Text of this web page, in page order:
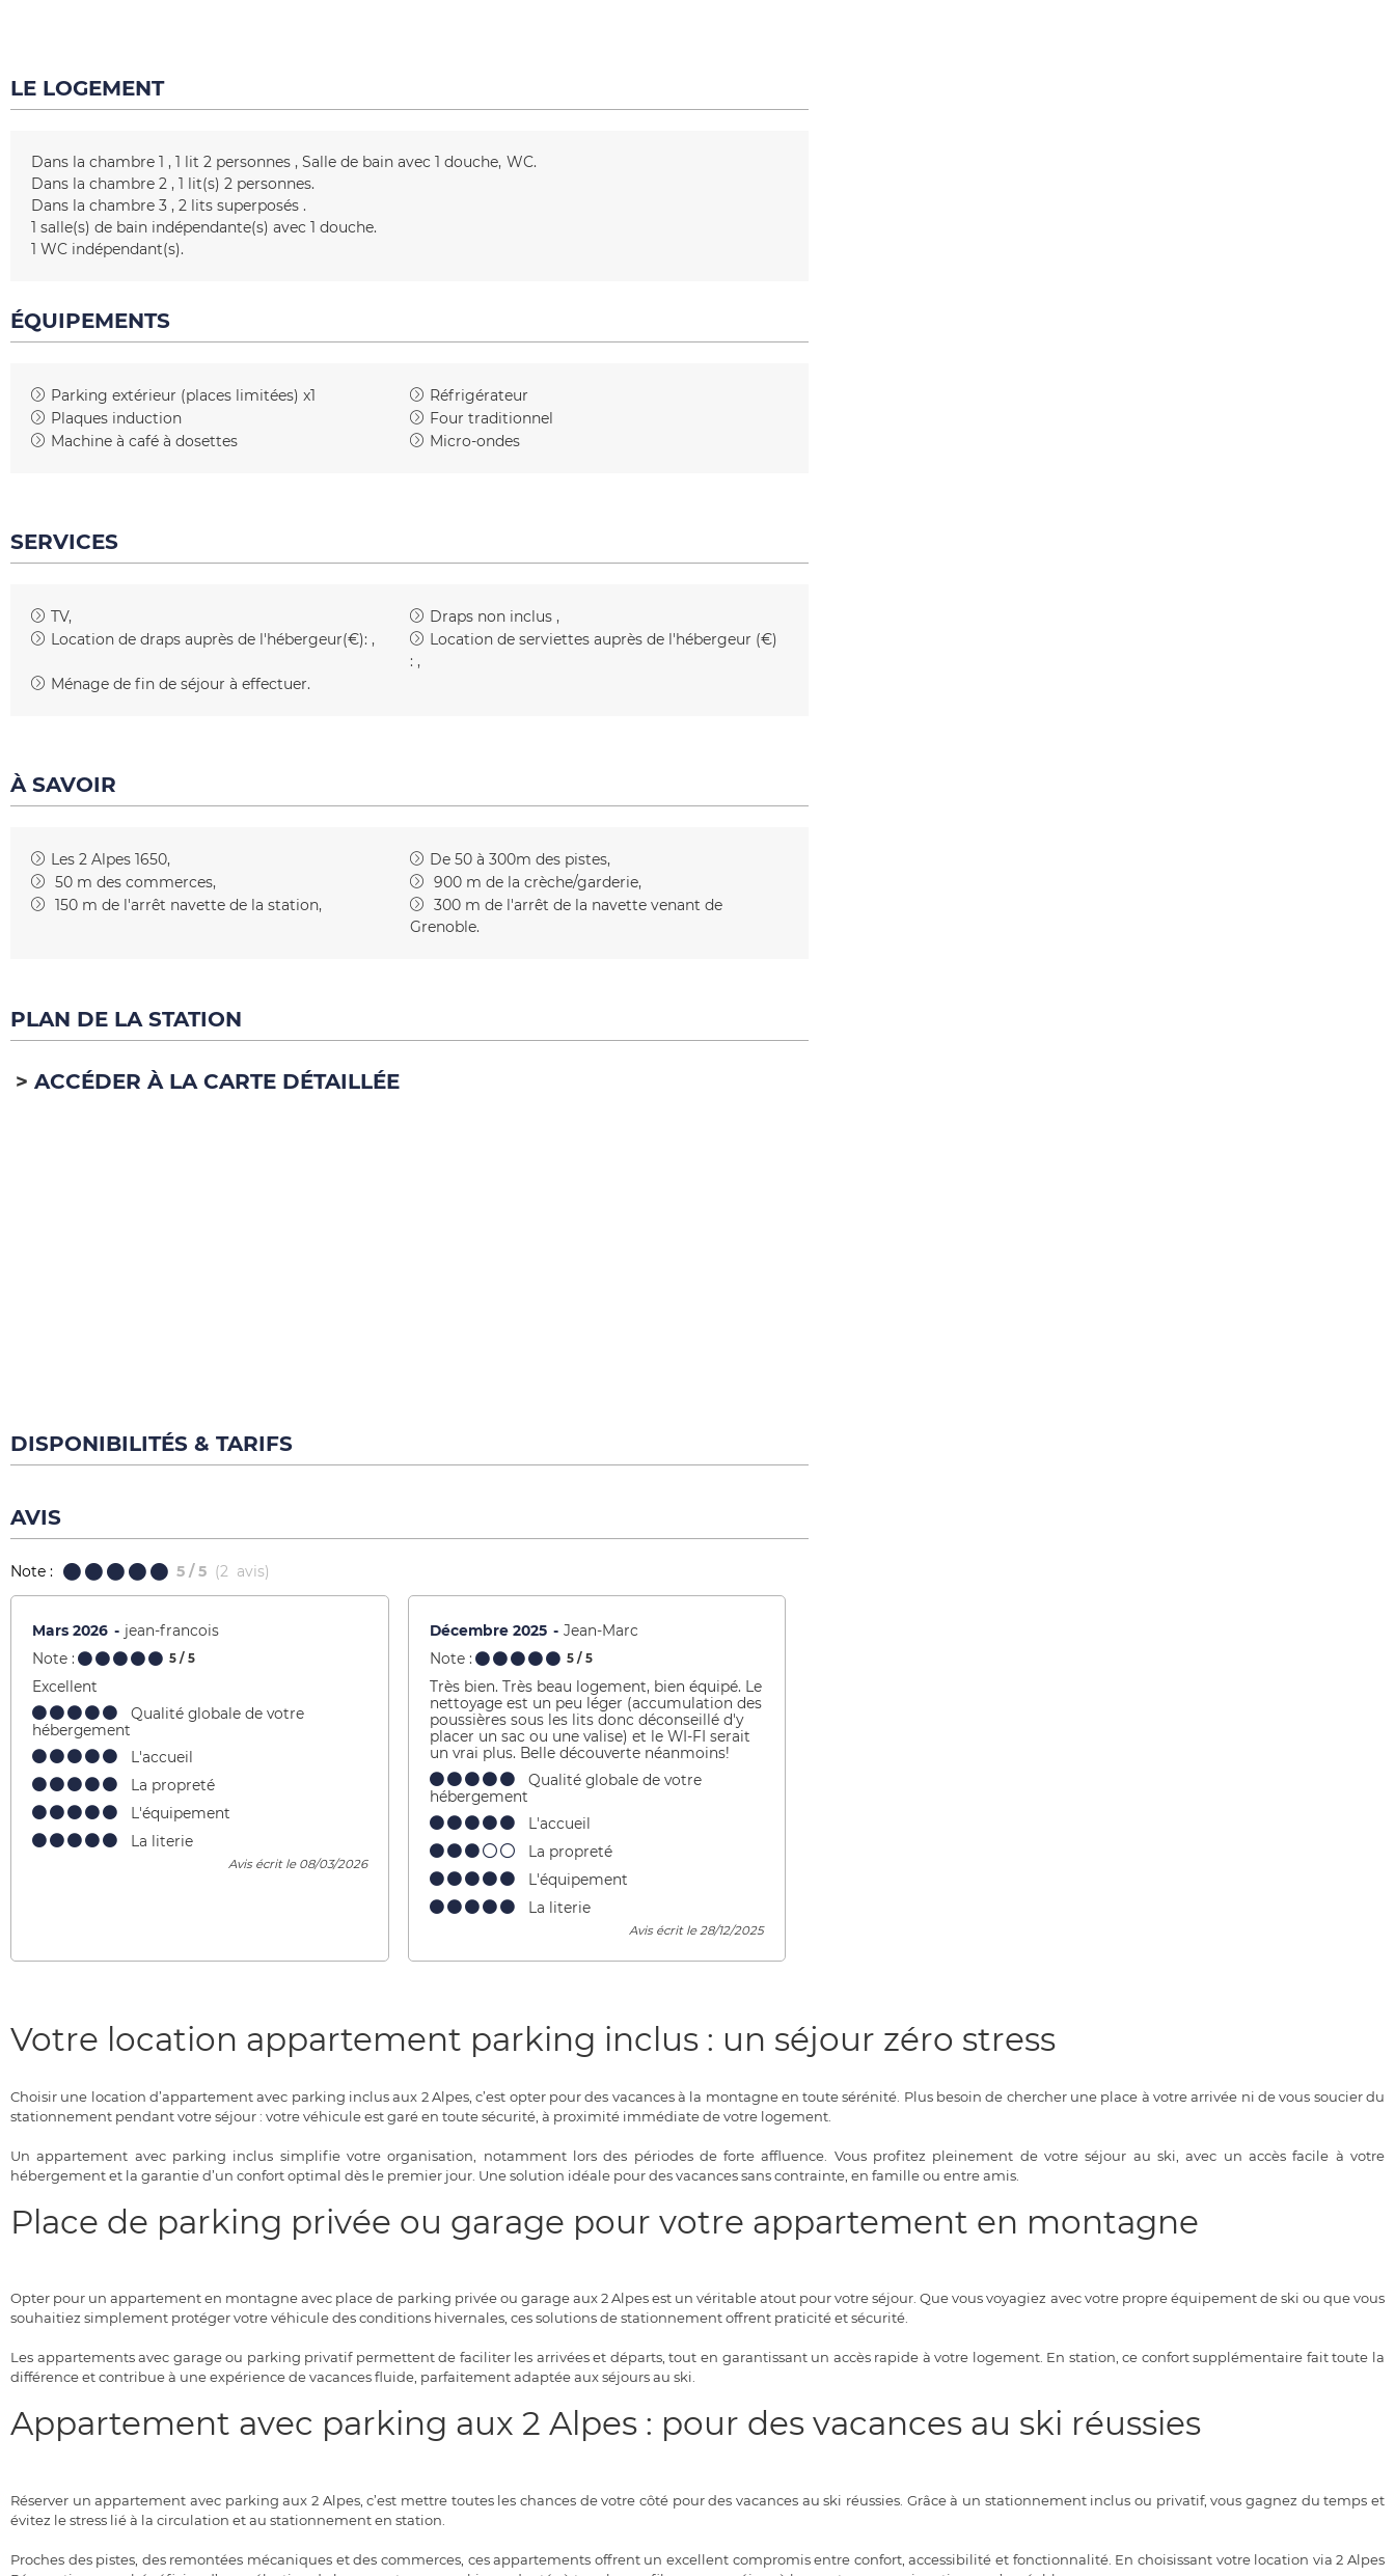
LE LOGEMENT
Dans la chambre 1 1 lit 2 personnes Salle de bain avec 1 douche WC
Dans la chambre 2
1 lit(s) 2 personnes
Dans la chambre 3
2 lits superposés
1 salle(s) de bain indépendante(s) avec 1 douche
1 WC indépendant(s)
ÉQUIPEMENTS
Parking extérieur (places limitées) x1
Réfrigérateur
Plaques induction
Four traditionnel
Machine à café à dosettes
Micro-ondes
SERVICES
TV
Draps non inclus
Location de draps auprès de l'hébergeur(€):
Location de serviettes auprès de l'hébergeur (€)
:
Ménage de fin de séjour à effectuer
À SAVOIR
Les 2 Alpes 1650
De 50 à 300m des pistes
50 m des commerces 900 m de la crèche/garderie
150 m de l'arrêt navette de la station 300 m de l'arrêt de la navette venant de
Grenoble
PLAN DE LA STATION
ACCÉDER À LA CARTE DÉTAILLÉE
DISPONIBILITÉS & TARIFS
AVIS
Note : 5 / 5 (2 avis)
Mars 2026
jean-francois
Note :
5 / 5
Excellent
Qualité globale de votre
hébergement
L'accueil
La propreté
L'équipement
La literie
Avis écrit le 08/03/2026
Décembre 2025
Jean-Marc
Note :
5 / 5
Très bien. Très beau logement, bien équipé. Le
nettoyage est un peu léger (accumulation des
poussières sous les lits donc déconseillé d'y
placer un sac ou une valise) et le WI-FI serait
un vrai plus. Belle découverte néanmoins!
Qualité globale de votre
hébergement
L'accueil
La propreté
L'équipement
La literie
Avis écrit le 28/12/2025
Votre location appartement parking inclus : un séjour zéro stress
Choisir une location d’appartement avec parking inclus aux 2 Alpes, c’est opter pour des vacances à la montagne en toute sérénité. Plus besoin de chercher une place à votre arrivée ni de vous soucier du
stationnement pendant votre séjour : votre véhicule est garé en toute sécurité, à proximité immédiate de votre logement.
Un appartement avec parking inclus simplifie votre organisation, notamment lors des périodes de forte affluence. Vous profitez pleinement de votre séjour au ski, avec un accès facile à votre
hébergement et la garantie d’un confort optimal dès le premier jour. Une solution idéale pour des vacances sans contrainte, en famille ou entre amis.
Place de parking privée ou garage pour votre appartement en montagne
Opter pour un appartement en montagne avec place de parking privée ou garage aux 2 Alpes est un véritable atout pour votre séjour. Que vous voyagiez avec votre propre équipement de ski ou que vous
souhaitiez simplement protéger votre véhicule des conditions hivernales, ces solutions de stationnement offrent praticité et sécurité.
Les appartements avec garage ou parking privatif permettent de faciliter les arrivées et départs, tout en garantissant un accès rapide à votre logement. En station, ce confort supplémentaire fait toute la
différence et contribue à une expérience de vacances fluide, parfaitement adaptée aux séjours au ski.
Appartement avec parking aux 2 Alpes : pour des vacances au ski réussies
Réserver un appartement avec parking aux 2 Alpes, c’est mettre toutes les chances de votre côté pour des vacances au ski réussies. Grâce à un stationnement inclus ou privatif, vous gagnez du temps et
évitez le stress lié à la circulation et au stationnement en station.
Proches des pistes, des remontées mécaniques et des commerces, ces appartements offrent un excellent compromis entre confort, accessibilité et fonctionnalité. En choisissant votre location via 2 Alpes